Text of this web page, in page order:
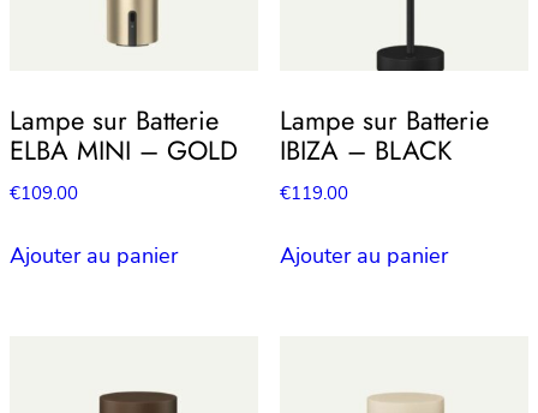
Lampe sur Batterie
ELBA MINI – GOLD
€109.00
Ajouter au panier
Lampe sur Batterie
IBIZA – BLACK
€119.00
Ajouter au panier